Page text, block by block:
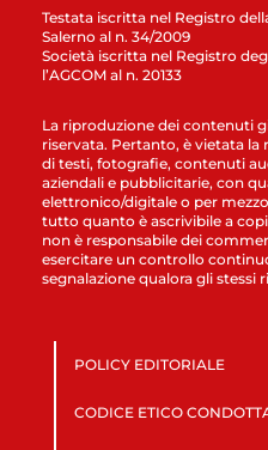
Testata iscritta nel Registro
Salerno al n. 34/2009
Società iscritta nel Registro
l’AGCOM al n. 20133
La riproduzione dei contenuti
riservata. Pertanto, è vietata la
di testi, fotografie, contenuti
aziendali e pubblicitarie, con
elettronico/digitale o per
tutto quanto è ascrivibile a
non è responsabile dei
esercitare un controllo
segnalazione qualora gli stessi
POLICY EDITORIALE
CODICE ETICO